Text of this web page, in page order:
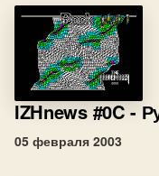
IZHnews #0C -
05 февраля 2003